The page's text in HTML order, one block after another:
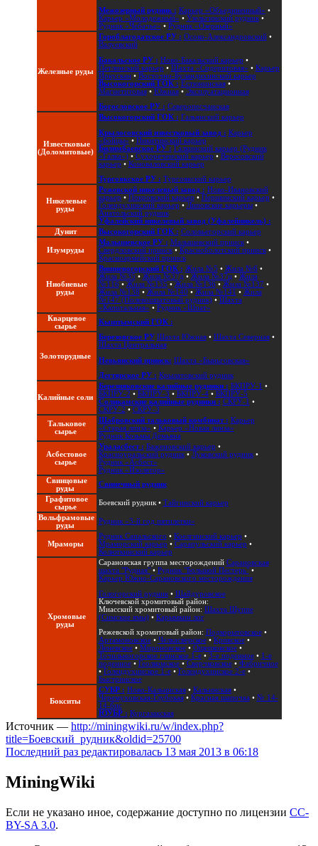
Межозерный рудник : Карьер «Объединенный» •
Карьер «Молодежный» • Узельгинский рудник•
Рудник «Чебачье» • Рудник «Озерный»
Железные руды
Гороблагодатское РУ : Осоко-Александровский•
Валуевский
Бакальское РУ : Ново-Бакальский карьер •
Петлинский карьер • Шахта «Сидеритовая» • Карьер
Иркускан• Восточно-Буландихинский карьер
Высокогорский ГОК : Естюнинская•
Магнетитовая• Южная• Эксплуатационная
Богословское РУ : Северопесчанская
Известковые
(Доломитовые)
Высокогорский ГОК : Гальянский карьер
Крылосовский известковый завод : Карьер
«Бойцы» • Никитинский карьер
Билимбаевское РУ : Галкинский карьер (Рудник
«Галка»)• Сухореченский карьер • Вересовский
карьер • Коноваловский карьер
Тургоякское РУ : Тургоякский карьер
Никелевые
руды
Режевской никелевый завод : Ново-Ивановский
карьер • Покровский карьер • Першинский карьер •
Голендухинский карьер • Липовские карьеры•
Анатольский рудник
Уфалейский никелевый завод (Уфалейникель) :
Дунит
Высокогорский ГОК : Соловьегорский карьер
Изумруды
Малышевское РУ : Малышевский прииск•
Свердловский прииск• Красноболотский прииск•
Красноармейский прииск
Ниобиевые
руды
Вишневогорский ГОК : Жила №5 • Жила №6•
Жила №35 • Жила №37д • Жила №37ц• Жила
№116• Жила №135 • Жила №136• Жила №137 •
Жила №138 • Жила №140 • Жила №141 • Жила
№147 (Полевошпатовый рудник)• Шахта
«Капитальная» • Рудник «Шпат»
Кварцевое
сырье
Кыштымский ГОК :
Золоторудные
Березовское РУ Шахта Южная• Шахта Северная•
Шахта Центральная
Невьянский прииск: Шахта «Быньговская»
Дегтярское РУ : Крылатовский рудник
Калийные соли
Березняковские калийные рудники : БКПРУ-1 •
БКПРУ-2 • БКПРУ-3 • БКПРУ-4• БКПРУ-5
Соликамские калийные рудники : СКРУ-1 •
СКРУ-2 • СКРУ-3
Тальковое
сырье
Шабровский тальковый комбинат : Карьер
«Старая линза» • Карьер «Новая линза»
Рудник Козьмы Демьяна
Асбестовое
сырье
Ураласбест : Баженовский карьер •
Красноуральский рудник• Луковский рудник•
Рудник «Асбест»
Рудник «Изолятор»
Свинцовые
руды
Свинечный рудник
Графитовое
сырье
Боевский рудник• Тайгинский карьер
Вольфрамовые
руды
Рудник «3-й год пятилетки»
Мраморы
Рудник Сапальского • Коелгинский карьер •
Мраморский карьер • Сарапульский карьер •
Колюткинский карьер
Хромовые
руды
Сарановская группа месторождений Сарановская
шахта "Рудная"• Рудник "Большой Пестерь"•
Карьер Южно-Сарановского месторождения
Гологорский рудник• Шайдуровское
Ключевской хромитовый район:
Миасский хромитовый район: Шахта Шуппе
(Симские ямы)• Карымкин лог
Режевской хромитовый район: Подкорытовское•
Артамоновское• Челкасверское• Кривское•
Леневское• Мироновское• Ощепковское•
Точильногорское глинское 1-е• 3-е поденное• 1-е
поденное• Геолкомское• Сверчковское• Фабричное
• Голендухинское 1-е• Голендухинское 2-е•
Быстринское
Бокситы
СУБР : Ново-Кальинская• Кальинская•
Черемуховская-Глубокая• Красная шапочка • № 14-
14-бис
ЮУБР : Кургазакская
Источник — http://miningwiki.ru/w/index.php?
title=Боевский_рудник&oldid=25700
Последний раз редактировалась 13 мая 2013 в 06:18
MiningWiki
Если не указано иное, содержание доступно по лицензии CC-
BY-SA 3.0.